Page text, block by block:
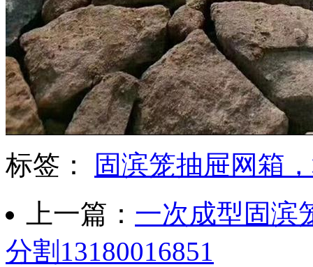
标签：
固滨笼抽屉网箱
上一篇： 一次成型固滨
分割13180016851